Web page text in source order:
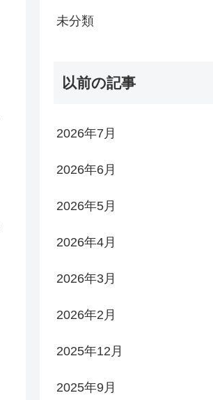
未分類
以前の記事
2026年7月
2026年6月
2026年5月
2026年4月
2026年3月
2026年2月
2025年12月
2025年9月